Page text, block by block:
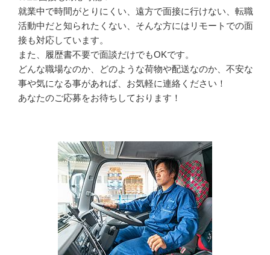
就業中で時間がとりにくい、遠方で面接に行けない、転職
活動中だと知られたくない、そんな方にはリモートでの面
接も対応しています。
また、履歴書不要で面談だけでもOKです。
どんな職場なのか、どのような荷物や配送なのか、不安な
事や気になる事があれば、お気軽に連絡ください！
あなたのご応募をお待ちしております！